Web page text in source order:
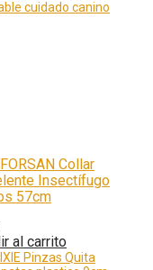
Collar
Insectífugo
57cm
al carrito